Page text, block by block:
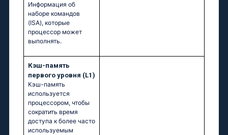
Информация об
наборе командов
(ISA), которые
процессор может
выполнять.
Кэш-память
первого уровня (L1)
Кэш-память
используется
процессором, чтобы
сократить время
доступа к более часто
используемым